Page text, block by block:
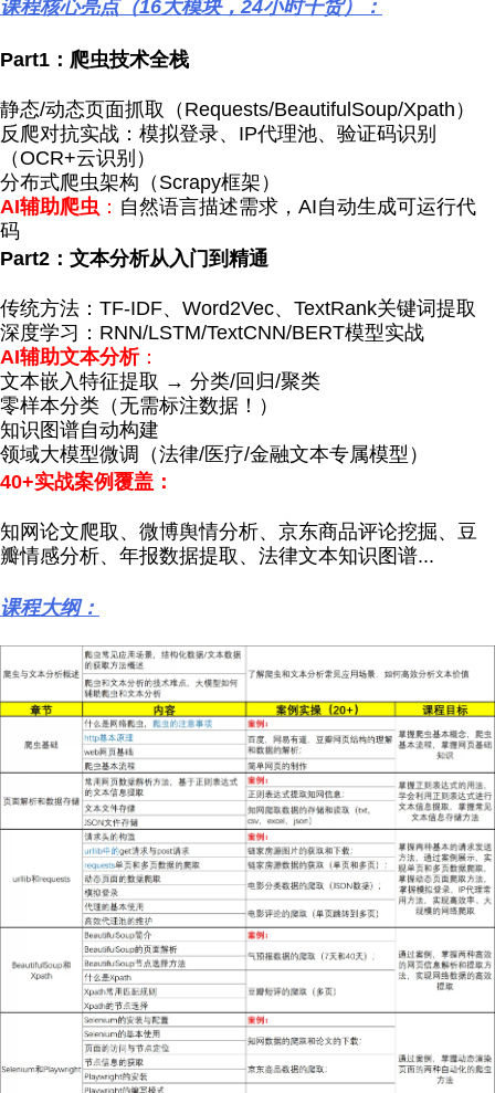
课程核心亮点（16大模块，24小时干货）：
Part1 ：爬虫技术全栈
静态/动态页面抓取（Requests/BeautifulSoup/Xpath）
反爬对抗实战：模拟登录、IP代理池、验证码识别
（OCR+云识别）
分布式爬虫架构（Scrapy框架）
AI辅助爬虫 ： 自然语言描述需求，AI自动生成可运行代
码
Part2 ：文本分析从入门到精通
传统方法：TF-IDF、Word2Vec、TextRank关键词提取
深度学习：RNN/LSTM/TextCNN/BERT模型实战
AI辅助文本分析：
文本嵌入特征提取 → 分类/回归/聚类
零样本分类（无需标注数据！）
知识图谱自动构建
领域大模型微调（法律/医疗/金融文本专属模型）
40+实战案例覆盖：
知网论文爬取、微博舆情分析、京东商品评论挖掘、豆
瓣情感分析、年报数据提取、法律文本知识图谱...
课程大纲：